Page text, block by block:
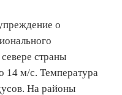
о
страны
14 м/с. Температура
На районы